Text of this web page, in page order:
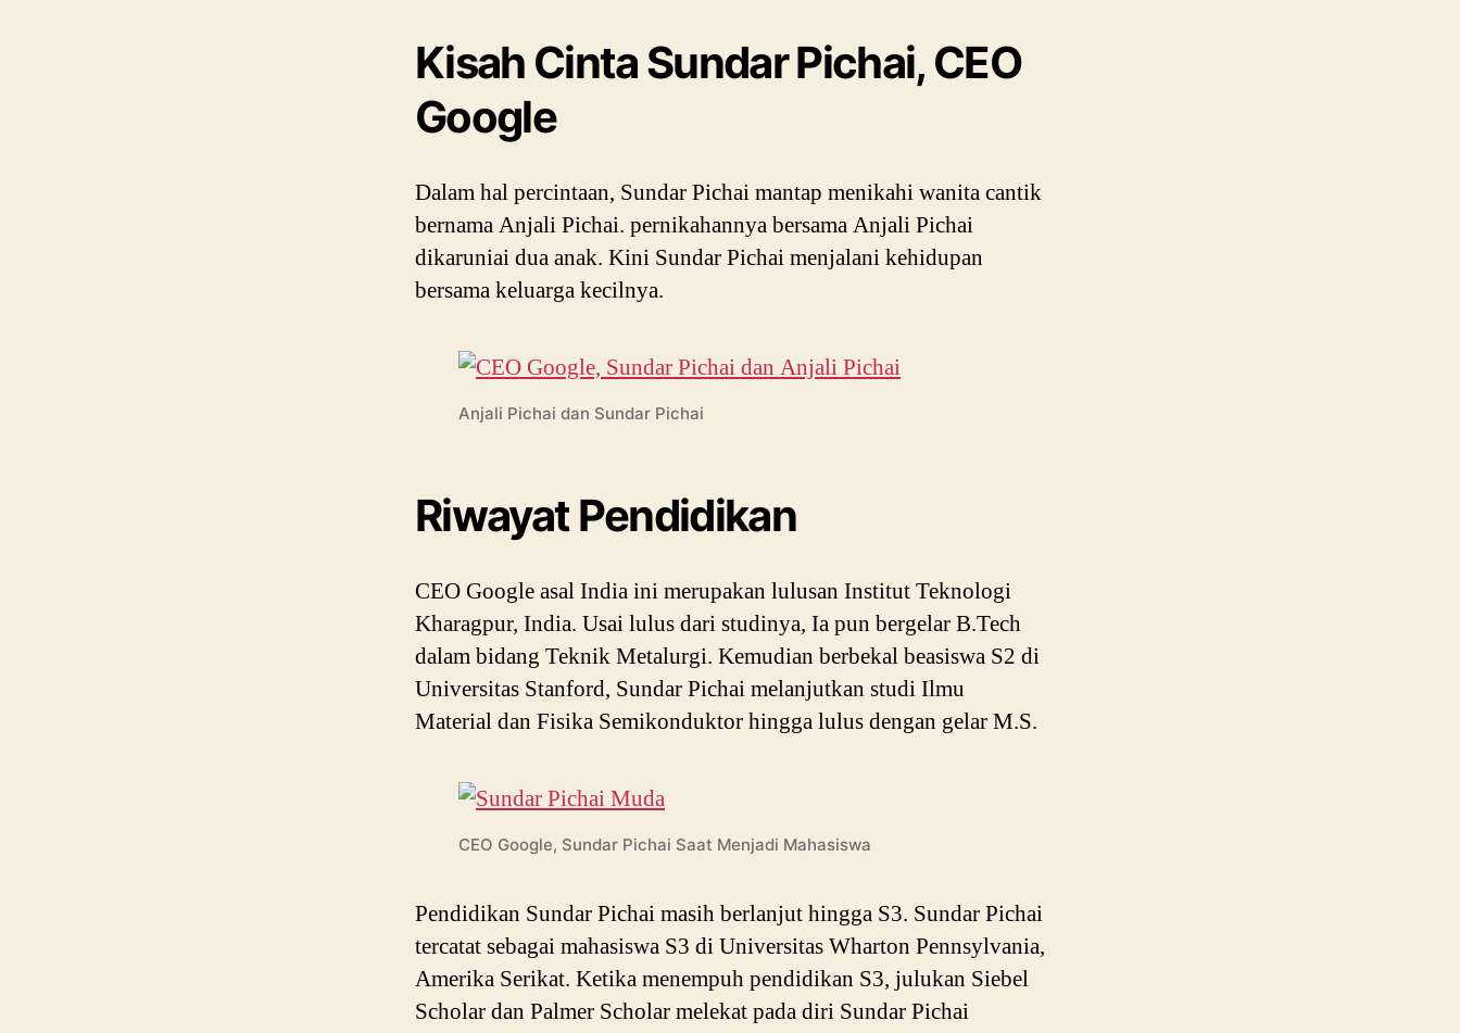
Kisah Cinta Sundar Pichai, CEO
Google
Dalam hal percintaan, Sundar Pichai mantap menikahi wanita cantik
bernama Anjali Pichai. pernikahannya bersama Anjali Pichai
dikaruniai dua anak. Kini Sundar Pichai menjalani kehidupan
bersama keluarga kecilnya.
Anjali Pichai dan Sundar Pichai
Riwayat Pendidikan
CEO Google asal India ini merupakan lulusan Institut Teknologi
Kharagpur, India. Usai lulus dari studinya, Ia pun bergelar B.Tech
dalam bidang Teknik Metalurgi. Kemudian berbekal beasiswa S2 di
Universitas Stanford, Sundar Pichai melanjutkan studi Ilmu
Material dan Fisika Semikonduktor hingga lulus dengan gelar M.S.
CEO Google, Sundar Pichai Saat Menjadi Mahasiswa
Pendidikan Sundar Pichai masih berlanjut hingga S3. Sundar Pichai
tercatat sebagai mahasiswa S3 di Universitas Wharton Pennsylvania,
Amerika Serikat. Ketika menempuh pendidikan S3, julukan Siebel
Scholar dan Palmer Scholar melekat pada diri Sundar Pichai